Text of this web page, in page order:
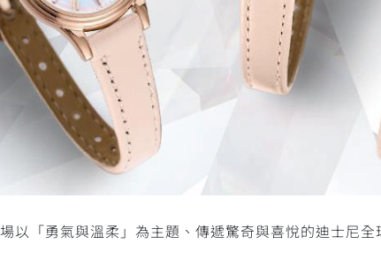
「勇氣與溫柔」為主題、傳遞驚奇與喜悅的迪士尼全